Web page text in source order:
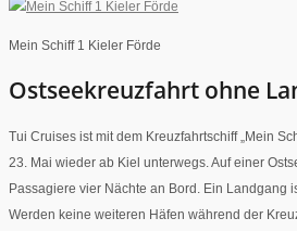
Mein Schiff 1 Kieler Förde
Ostseekreuzfahrt ohne
Tui Cruises ist mit dem Kreuzfahrtschiff „Mein
23. Mai wieder ab Kiel unterwegs. Auf einer
Passagiere vier Nächte an Bord. Ein Landgang
Werden keine weiteren Häfen während der